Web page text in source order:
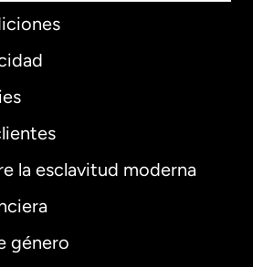
la esclavitud moderna
género
English